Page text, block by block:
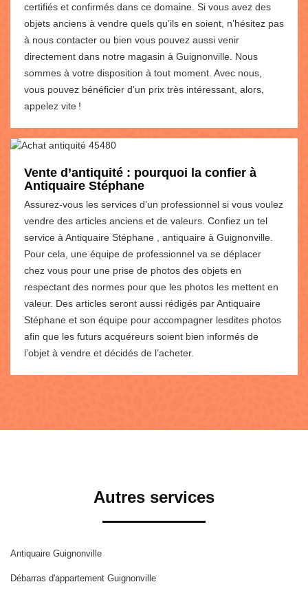
certifiés et confirmés dans ce domaine. Si vous avez des
objets anciens à vendre quels qu’ils en soient, n’hésitez pas
à nous contacter ou bien vous pouvez aussi venir
directement dans notre magasin à Guignonville. Nous
sommes à votre disposition à tout moment. Avec nous,
vous pouvez bénéficier d’un prix très intéressant, alors,
appelez vite !
Vente d’antiquité : pourquoi la confier à
Antiquaire Stéphane
Assurez-vous les services d’un professionnel si vous voulez
vendre des articles anciens et de valeurs. Confiez un tel
service à Antiquaire Stéphane , antiquaire à Guignonville.
Pour cela, une équipe de professionnel va se déplacer
chez vous pour une prise de photos des objets en
respectant des normes pour que les photos les mettent en
valeur. Des articles seront aussi rédigés par Antiquaire
Stéphane et son équipe pour accompagner lesdites photos
afin que les futurs acquéreurs soient bien informés de
l’objet à vendre et décidés de l’acheter.
Autres services
Antiquaire Guignonville
Débarras d'appartement Guignonville